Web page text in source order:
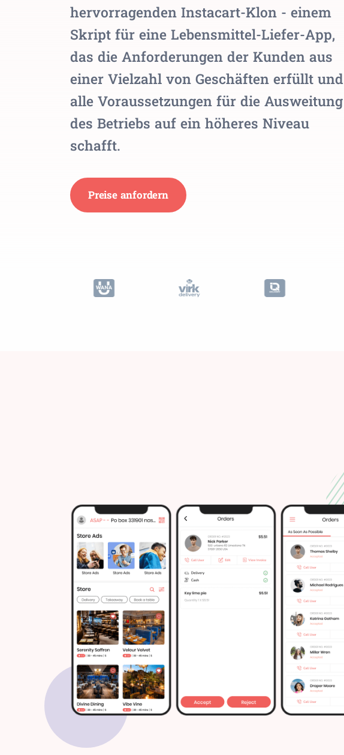
hervorragenden Instacart-Klon - einem
Skript für eine Lebensmittel-Liefer-App,
das die Anforderungen der Kunden aus
einer Vielzahl von Geschäften erfüllt und
alle Voraussetzungen für die Ausweitung
des Betriebs auf ein höheres Niveau
schafft.
Preise anfordern